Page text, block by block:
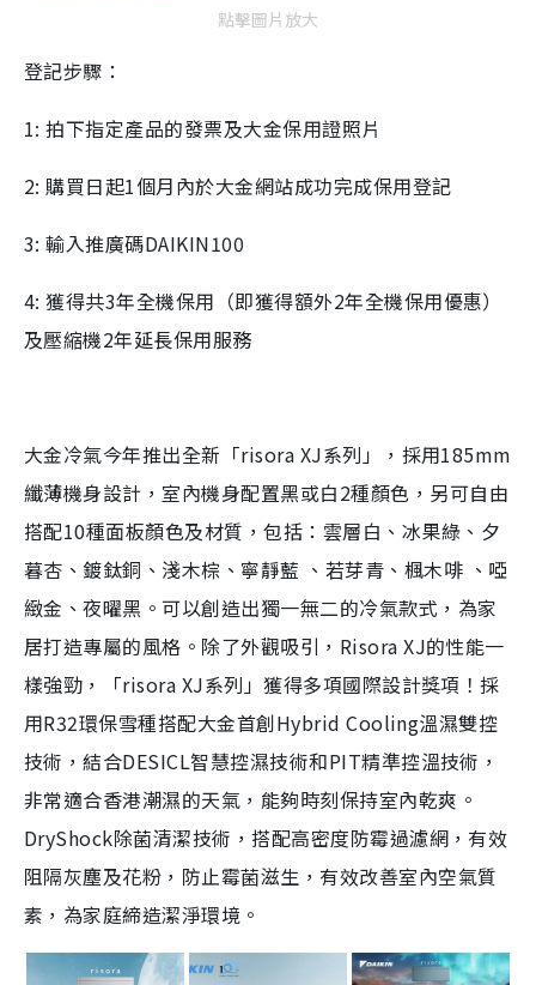
點擊圖片放大
登記步驟：
1: 拍下指定產品的發票及大金保用證照片
2: 購買日起1個月內於大金網站成功完成保用登記
3: 輸入推廣碼DAIKIN100
4: 獲得共3年全機保用（即獲得額外2年全機保用優惠）
及壓縮機2年延長保用服務
大金冷氣今年推出全新「risora XJ系列」，採用185mm
纖薄機身設計，室內機身配置黑或白2種顏色，另可自由
搭配10種面板顏色及材質，包括：雲層白、冰果綠、夕
暮杏、鍍鈦銅、淺木棕、寧靜藍 、若芽青、楓木啡 、啞
緻金、夜曜黑。可以創造出獨一無二的冷氣款式，為家
居打造專屬的風格。除了外觀吸引，Risora XJ的性能一
樣強勁，「risora XJ系列」獲得多項國際設計獎項！採
用R32環保雪種搭配大金首創Hybrid Cooling溫濕雙控
技術，結合DESICL智慧控濕技術和PIT精準控溫技術，
非常適合香港潮濕的天氣，能夠時刻保持室內乾爽。
DryShock除菌清潔技術，搭配高密度防霉過濾網，有效
阻隔灰塵及花粉，防止霉菌滋生，有效改善室內空氣質
素，為家庭締造潔淨環境。